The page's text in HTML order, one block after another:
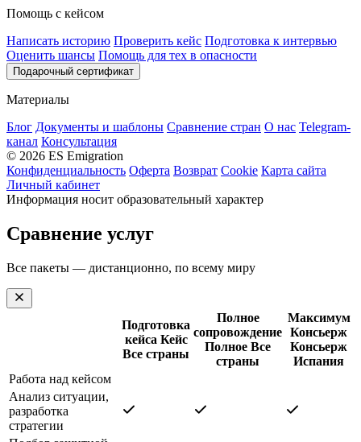
Помощь с кейсом
Написать историю Проверить кейс Подготовка к интервью
Оценить шансы Помощь для тех в опасности
Подарочный сертификат
Материалы
Блог Документы и шаблоны Сравнение стран О нас Telegram-
канал Консультация
© 2026 ES Emigration
Конфиденциальность Оферта Возврат Cookie Карта сайта
Личный кабинет
Информация носит образовательный характер
Сравнение услуг
Все пакеты — дистанционно, по всему миру
Подготовка
кейса Кейс
Все страны
Полное
сопровождение
Полное Все
страны
Максимум
Консьерж
Консьерж
Испания
Работа над кейсом
Анализ ситуации,
разработка
стратегии